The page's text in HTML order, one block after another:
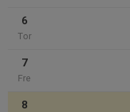
6
Tor
7
Fre
8